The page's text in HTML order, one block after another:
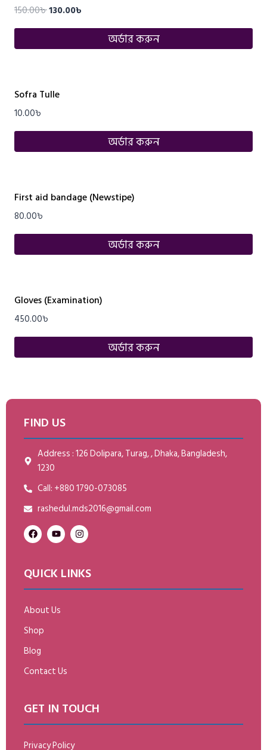
150.00৳130.00৳
অর্ডার করুন
Sofra Tulle
10.00৳
অর্ডার করুন
First aid bandage (Newstipe)
80.00৳
অর্ডার করুন
Gloves (Examination)
450.00৳
অর্ডার করুন
FIND US
Address : 126 Dolipara, Turag, , Dhaka, Bangladesh,
1230
Call: +880 1790-073085
rashedul.mds2016@gmail.com
QUICK LINKS
About Us
Shop
Blog
Contact Us
GET IN TOUCH
Privacy Policy